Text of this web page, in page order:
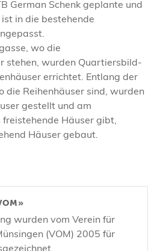
German Schenk geplante und
in die bestehende
wo die
stehen, wurden Quartiersbild-
errichtet. Entlang der
die Reihenhäuser sind, wurden
gestellt und am
freistehende Häuser gibt,
Häuser gebaut.
wurden vom Verein für
(VOM) 2005 für